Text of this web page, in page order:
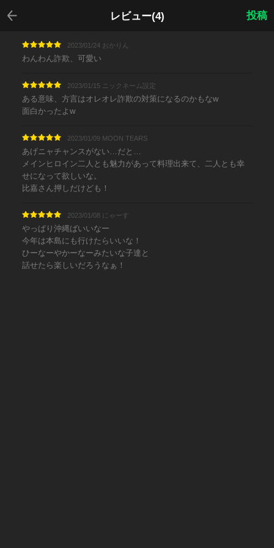
レビュー(4)
戻る
投稿
2023/01/24 おかりん
わんわん詐欺、可愛い
2023/01/15 ニックネーム設定
ある意味、方言はオレオレ詐欺の対策になるのかもなw
面白かったよw
2023/01/09 MOON TEARS
あげニャチャンスがない…だと…
メインヒロイン二人とも魅力があって料理出来て、二人とも幸
せになって欲しいな。
比嘉さん押しだけども！
2023/01/08 にゃーす
やっぱり沖縄ばいいなー
今年は本島にも行けたらいいな！
ひーなーやかーなーみたいな子達と
話せたら楽しいだろうなぁ！